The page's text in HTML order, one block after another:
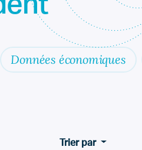
Données économiques
Trier par